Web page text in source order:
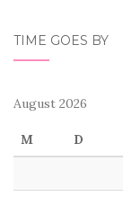
TIME GOES BY
August 2026
M D